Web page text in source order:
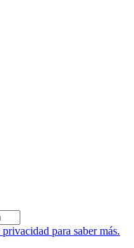
para saber más.